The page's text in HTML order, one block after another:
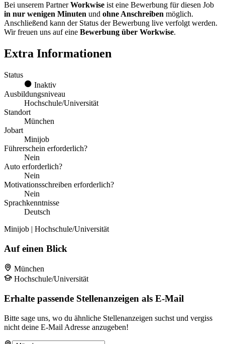
Bei unserem PartnerWorkwise ist eine Bewerbung für diesen Job
in nur wenigen Minuten und ohne Anschreiben möglich.
Anschließend kann der Status der Bewerbung live verfolgt werden.
Wir freuen uns auf eine Bewerbung über Workwise.
Extra Informationen
Status
Inaktiv
Ausbildungsniveau
Hochschule/Universität
Standort
München
Jobart
Minijob
Führerschein erforderlich?
Nein
Auto erforderlich?
Nein
Motivationsschreiben erforderlich?
Nein
Sprachkenntnisse
Deutsch
Minijob | Hochschule/Universität
Auf einen Blick
München
Hochschule/Universität
Erhalte passende Stellenanzeigen als E-Mail
Bitte sage uns, wo du ähnliche Stellenanzeigen suchst und vergiss
nicht deine E-Mail Adresse anzugeben!